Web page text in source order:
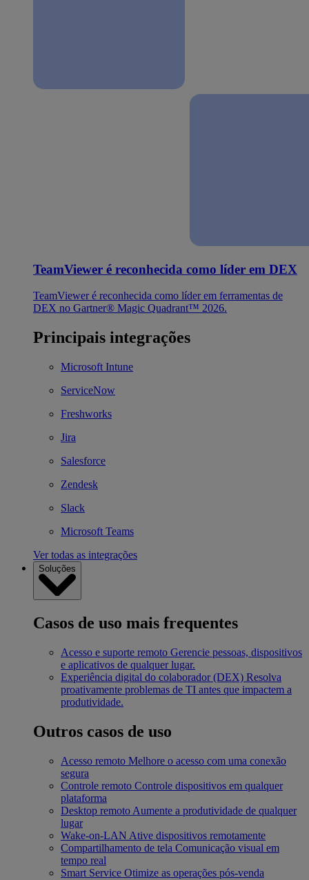
TeamViewer é reconhecida como líder em DEX
TeamViewer é reconhecida como líder em ferramentas de
DEX no Gartner® Magic Quadrant™ 2026.
Principais integrações
Microsoft Intune
ServiceNow
Freshworks
Jira
Salesforce
Zendesk
Slack
Microsoft Teams
Ver todas as integrações
Soluções
Casos de uso mais frequentes
Acesso e suporte remoto Gerencie pessoas, dispositivos
e aplicativos de qualquer lugar.
Experiência digital do colaborador (DEX) Resolva
proativamente problemas de TI antes que impactem a
produtividade.
Outros casos de uso
Acesso remoto Melhore o acesso com uma conexão
segura
Controle remoto Controle dispositivos em qualquer
plataforma
Desktop remoto Aumente a produtividade de qualquer
lugar
Wake-on-LAN Ative dispositivos remotamente
Compartilhamento de tela Comunicação visual em
tempo real
Smart Service Otimize as operações pós-venda